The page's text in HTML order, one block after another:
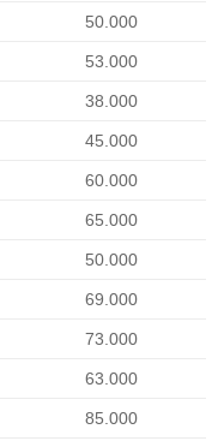
50.000
53.000
38.000
45.000
60.000
65.000
50.000
69.000
73.000
63.000
85.000